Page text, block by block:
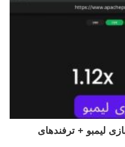
لیمبو + ترفندهای